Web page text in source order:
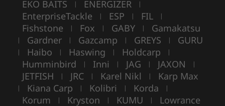
EKO BAITS | ENERGIZER |
EnterpriseTackle | ESP | FIL |
Fishstone | Fox | GABY | Gamakatsu
| Gardner | Gazcamp | GREYS | GURU
| Haibo | Haswing | Holdcarp |
Humminbird | Inni | JAG | JAXON |
JETFISH | JRC | Karel Nikl | Karp Max
| Kiana Carp | Kolibri | Korda |
Korum | Kryston | KUMU | Lowrance